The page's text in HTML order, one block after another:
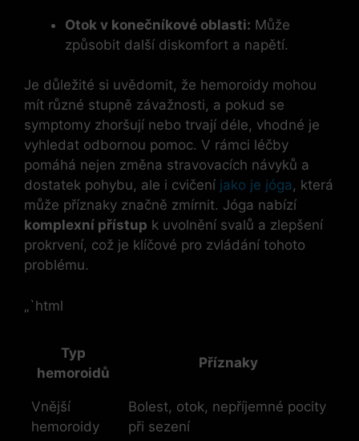
Otok v konečníkové oblasti: Může
způsobit další diskomfort a napětí.
Je důležité si uvědomit, že hemoroidy mohou
mít různé stupně závažnosti, a pokud se
symptomy zhoršují nebo trvají déle, vhodné je
vyhledat odbornou pomoc. V rámci léčby
pomáhá nejen změna stravovacích návyků a
dostatek pohybu, ale i cvičení jako je jóga , která
může příznaky značně zmírnit. Jóga nabízí
komplexní přístup k uvolnění svalů a zlepšení
prokrvení, což je klíčové pro zvládání tohoto
problému.
„`html
Typ
hemoroidů
Příznaky
Vnější
hemoroidy
Bolest, otok, nepříjemné pocity
při sezení